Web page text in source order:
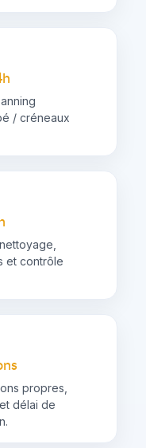
/ créneaux
et contrôle
propres,
délai de